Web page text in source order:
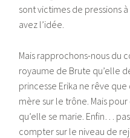
sont victimes de pressions
avez l’idée.
Mais rapprochons-nous du
royaume de Brute qu’elle
princesse Erika ne rêve que
mère sur le trône. Mais
qu’elle se marie. Enfin…
compter sur le niveau de